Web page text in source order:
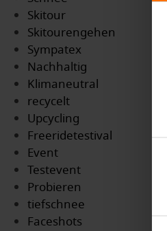
Skitour
Skitourengehen
Sympatex
Nachhaltig
Klimaneutral
recycelt
Upcycling
Freeridetestival
Event
Testevent
Probieren
tiefschnee
Faceshots